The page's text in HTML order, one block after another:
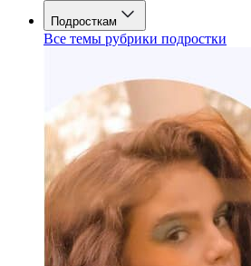
Подросткам
Все темы рубрики подростки